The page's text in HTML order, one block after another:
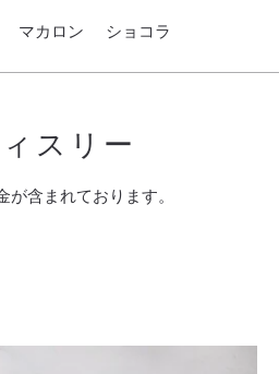
マカロン ショコラ
スリー
含まれております。